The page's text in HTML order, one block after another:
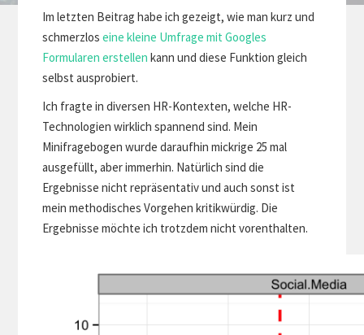
Im letzten Beitrag habe ich gezeigt, wie man kurz und
schmerzloseine kleine Umfrage mit Googles
Formularen erstellen kann und diese Funktion gleich
selbst ausprobiert.
Ich fragte in diversen HR-Kontexten, welche HR-
Technologien wirklich spannend sind. Mein
Minifragebogen wurde daraufhin mickrige 25 mal
ausgefüllt, aber immerhin. Natürlich sind die
Ergebnisse nicht repräsentativ und auch sonst ist
mein methodisches Vorgehen kritikwürdig. Die
Ergebnisse möchte ich trotzdem nicht vorenthalten.